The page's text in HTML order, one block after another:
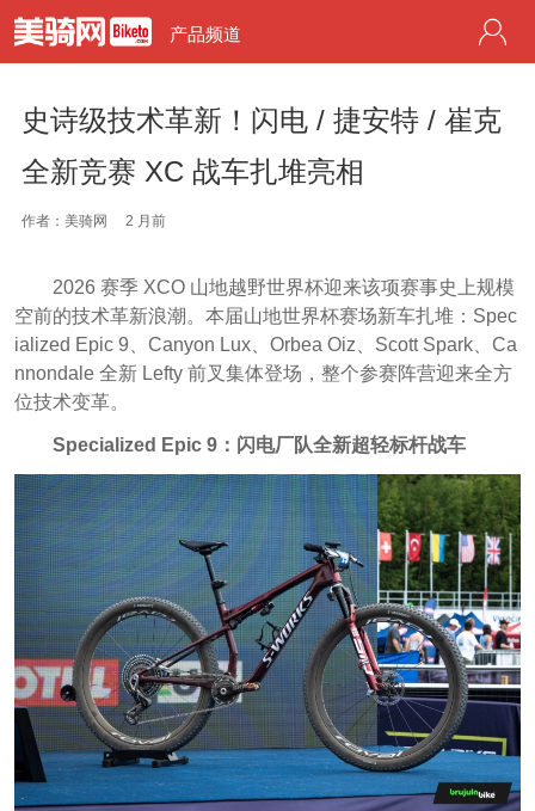
产品频道
史诗级技术革新！闪电 / 捷安特 / 崔克
全新竞赛 XC 战车扎堆亮相
作者：美骑网 2 月前
2026 赛季 XCO 山地越野世界杯迎来该项赛事史上规模
空前的技术革新浪潮。本届山地世界杯赛场新车扎堆：Spec
ialized Epic 9、Canyon Lux、Orbea Oiz、Scott Spark、Ca
nnondale 全新 Lefty 前叉集体登场，整个参赛阵营迎来全方
位技术变革。
Specialized Epic 9：闪电厂队全新超轻标杆战车